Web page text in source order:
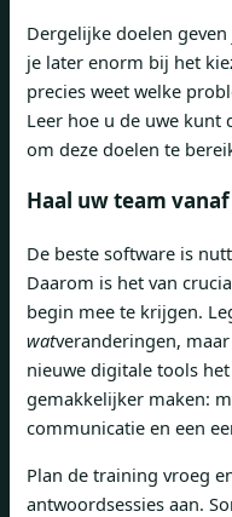
Dergelijke doelen
je later enorm bij het
precies weet welke
Leer hoe u de uwe kunt
om deze doelen te
Haal uw team
De beste software is
Daarom is het van
begin mee te krijgen.
watveranderingen,
nieuwe digitale tools
gemakkelijker maken:
communicatie en een
Plan de training vroeg
antwoordsessies aan.